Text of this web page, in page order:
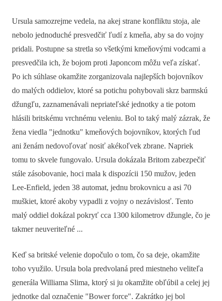
Ursula samozrejme vedela, na akej strane konfliktu stoja, ale
nebolo jednoduché presvedčiť ľudí z kmeňa, aby sa do vojny
pridali. Postupne sa stretla so všetkými kmeňovými vodcami a
presvedčila ich, že bojom proti Japoncom môžu veľa získať.
Po ich súhlase okamžite zorganizovala najlepších bojovníkov
do malých oddielov, ktoré sa potichu pohybovali skrz barmskú
džungľu, zaznamenávali nepriateľské jednotky a tie potom
hlásili britskému vrchnému veleniu. Bol to taký malý zázrak, že
žena viedla "jednotku" kmeňových bojovníkov, ktorých ľud
ani ženám nedovoľovať nosiť akékoľvek zbrane. Napriek
tomu to skvele fungovalo. Ursula dokázala Britom zabezpečiť
stále zásobovanie, hoci mala k dispozícii 150 mužov, jeden
Lee-Enfield, jeden 38 automat, jednu brokovnicu a asi 70
muškiet, ktoré akoby vypadli z vojny o nezávislosť. Tento
malý oddiel dokázal pokryť cca 1300 kilometrov džungle, čo je
takmer neuveriteľné ...
Keď sa britské velenie dopočulo o tom, čo sa deje, okamžite
toho využilo. Ursula bola predvolaná pred miestneho veliteľa
generála Williama Slima, ktorý si ju okamžite obľúbil a celej jej
jednotke dal označenie "Bower force". Zakrátko jej bol